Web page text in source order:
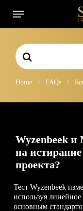
Menu
Search
For
Home FAQs
Wyzenbeek и
на
проекта?
Тест Wyzenbeek
используя
основным